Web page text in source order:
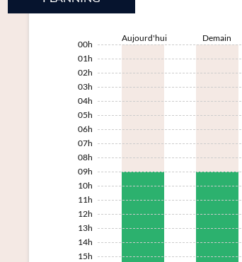
00h
01h
02h
03h
04h
05h
06h
07h
08h
09h
10h
11h
12h
13h
14h
15h
Aujourd'hui Demain